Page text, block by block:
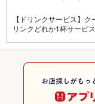
【ドリンクサービス】
リンクどれか1杯サービス